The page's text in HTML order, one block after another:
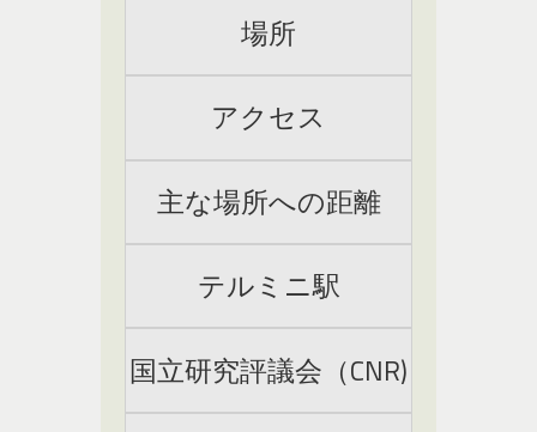
場所
アクセス
主な場所への距離
テルミニ駅
国立研究評議会（CNR)